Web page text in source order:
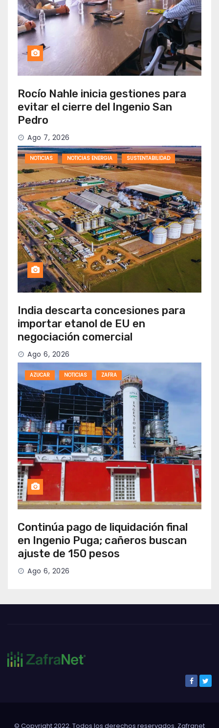
Rocío Nahle inicia gestiones para
evitar el cierre del Ingenio San
Pedro
Ago 7, 2026
NOTICIAS NOTICIAS ENERGIA SUSTENTABILIDAD
India descarta concesiones para
importar etanol de EU en
negociación comercial
Ago 6, 2026
AZUCAR NOTICIAS ZAFRA
Continúa pago de liquidación final
en Ingenio Puga; cañeros buscan
ajuste de 150 pesos
Ago 6, 2026
© Copyright 2022. Todos los derechos reservados. Zafranet